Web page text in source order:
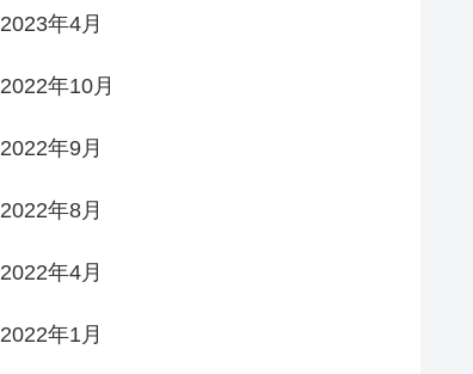
2023年4月
2022年10月
2022年9月
2022年8月
2022年4月
2022年1月